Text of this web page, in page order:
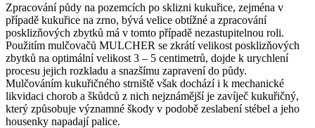
Zpracování půdy na pozemcích po sklizni kukuřice, zejména v
případě kukuřice na zrno, bývá velice obtížné a zpracování
posklizňových zbytků má v tomto případě nezastupitelnou roli.
Použitím mulčovačů MULCHER se zkrátí velikost posklizňových
zbytků na optimální velikost 3 – 5 centimetrů, dojde k urychlení
procesu jejich rozkladu a snazšímu zapravení do půdy.
Mulčováním kukuřičného strniště však dochází i k mechanické
likvidaci chorob a škůdců z nich nejznámější je zavíječ kukuřičný,
který způsobuje významné škody v podobě zeslabení stébel a jeho
housenky napadají palice.